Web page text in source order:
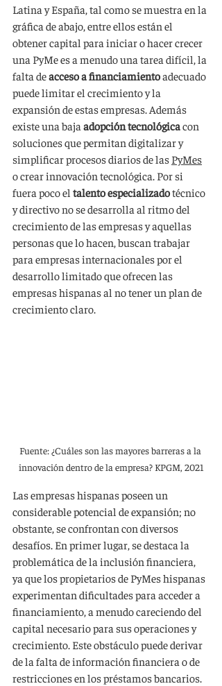
Latina y España, tal como se muestra en la
gráfica de abajo, entre ellos están el
obtener capital para iniciar o hacer crecer
una PyMe es a menudo una tarea difícil, la
falta de acceso a financiamiento adecuado
puede limitar el crecimiento y la
expansión de estas empresas. Además
existe una baja adopción tecnológica con
soluciones que permitan digitalizar y
simplificar procesos diarios de las PyMes
o crear innovación tecnológica. Por si
fuera poco el talento especializado técnico
y directivo no se desarrolla al ritmo del
crecimiento de las empresas y aquellas
personas que lo hacen, buscan trabajar
para empresas internacionales por el
desarrollo limitado que ofrecen las
empresas hispanas al no tener un plan de
crecimiento claro.
Fuente: ¿Cuáles son las mayores barreras a la
innovación dentro de la empresa? KPGM, 2021
Las empresas hispanas poseen un
considerable potencial de expansión; no
obstante, se confrontan con diversos
desafíos. En primer lugar, se destaca la
problemática de la inclusión financiera,
ya que los propietarios de PyMes hispanas
experimentan dificultades para acceder a
financiamiento, a menudo careciendo del
capital necesario para sus operaciones y
crecimiento. Este obstáculo puede derivar
de la falta de información financiera o de
restricciones en los préstamos bancarios.